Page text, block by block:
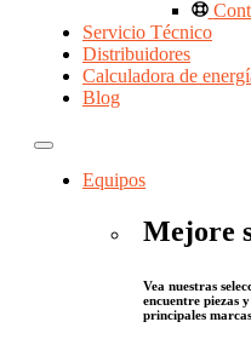
Servicio Técnico
Distribuidores
Calculadora de
Blog
Equipos
Mejore
Vea nuestras
encuentre piezas
principales